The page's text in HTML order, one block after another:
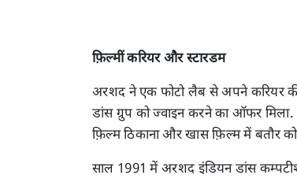
फ़िल्मीं करियर और स्टारडम
अरशद ने एक फोटो लैब से अपने करियर
डांस ग्रुप को ज्वाइन करने का ऑफर
फ़िल्म ठिकाना और खास फ़िल्म में बतौर
साल 1991 में अरशद इंडियन डांस